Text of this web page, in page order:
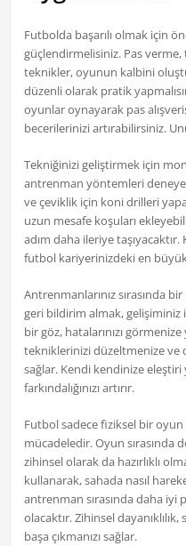
Futbolda başarılı olmak için
güçlendirmelisiniz. Pas
teknikler, oyunun kalbini
düzenli olarak pratik
oyunlar oynayarak pas
becerilerinizi artırabilirsiniz.
Tekniğinizi geliştirmek için
antrenman yöntemleri
ve çeviklik için koni drilleri
uzun mesafe koşuları
adım daha ileriye
futbol kariyerinizdeki en
Antrenmanlarınız sırasında
geri bildirim almak, gelişiminiz
bir göz, hatalarınızı
tekniklerinizi düzeltmenize ve
sağlar. Kendi kendinize
farkındalığınızı artırır.
Futbol sadece fiziksel bir
mücadeledir. Oyun sırasında
zihinsel olarak da hazırlıklı
kullanarak, sahada nasıl
antrenman sırasında daha iyi
olacaktır. Zihinsel
başa çıkmanızı sağlar.